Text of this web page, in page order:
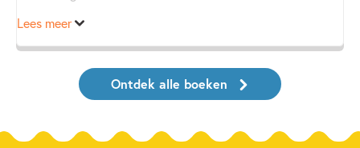
Lees meer
Ontdek alle boeken